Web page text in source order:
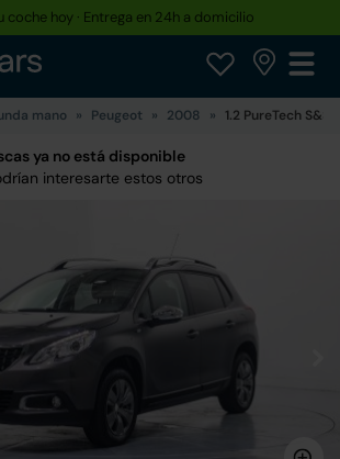
coche hoy · Entrega en 24h a domicilio
mano Peugeot 2008 1.2 PureTech S&S
ya no está disponible
interesarte estos otros